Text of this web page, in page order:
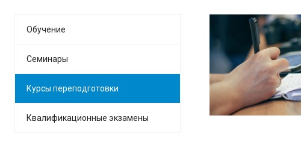
Обучение
Семинары
Курсы переподготовки
Квалификационные экзамены